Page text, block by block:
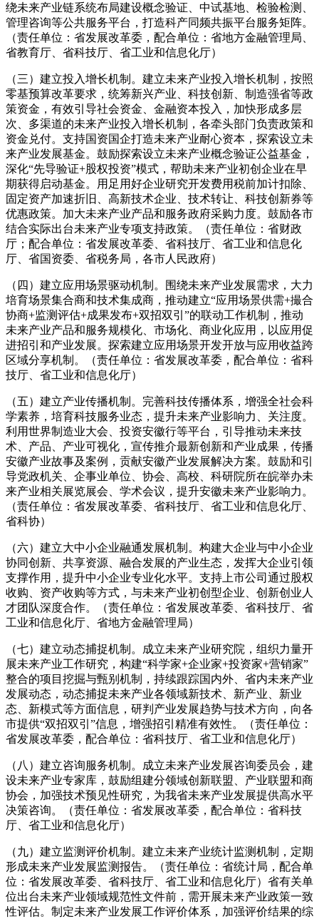
绕未来产业链系统布局建设概念验证、中试基地、检验检测、
管理咨询等公共服务平台，打造科产同频共振平台服务矩阵。
（责任单位：省发展改革委，配合单位：省地方金融管理局、
省教育厅、省科技厅、省工业和信息化厅）
（三）建立投入增长机制。建立未来产业投入增长机制，按照
零基预算改革要求，统筹新兴产业、科技创新、制造强省等政
策资金，有效引导社会资金、金融资本投入，加快形成多层
次、多渠道的未来产业投入增长机制，各牵头部门负责政策和
资金兑付。支持国资国企打造未来产业耐心资本，探索设立未
来产业发展基金。鼓励探索设立未来产业概念验证公益基金，
深化“先导验证+股权投资”模式，帮助未来产业初创企业在早
期获得启动基金。用足用好企业研究开发费用税前加计扣除、
固定资产加速折旧、高新技术企业、技术转让、科技创新券等
优惠政策。加大未来产业产品和服务政府采购力度。鼓励各市
结合实际出台未来产业专项支持政策。（责任单位：省财政
厅；配合单位：省发展改革委、省科技厅、省工业和信息化
厅、省国资委、省税务局，各市人民政府）
（四）建立应用场景驱动机制。围绕未来产业发展需求，大力
培育场景集合商和技术集成商，推动建立“应用场景供需+撮合
协商+监测评估+成果发布+双招双引”的联动工作机制，推动
未来产业产品和服务规模化、市场化、商业化应用，以应用促
进招引和产业发展。探索建立应用场景开发开放与应用收益跨
区域分享机制。（责任单位：省发展改革委，配合单位：省科
技厅、省工业和信息化厅）
（五）建立产业传播机制。完善科技传播体系，增强全社会科
学素养，培育科技服务业态，提升未来产业影响力、关注度。
利用世界制造业大会、投资安徽行等平台，引导推动未来技
术、产品、产业可视化，宣传推介最新创新和产业成果，传播
安徽产业故事及案例，贡献安徽产业发展解决方案。鼓励和引
导党政机关、企事业单位、协会、高校、科研院所在皖举办未
来产业相关展览展会、学术会议，提升安徽未来产业影响力。
（责任单位：省发展改革委、省科技厅、省工业和信息化厅、
省科协）
（六）建立大中小企业融通发展机制。构建大企业与中小企业
协同创新、共享资源、融合发展的产业生态，发挥大企业引领
支撑作用，提升中小企业专业化水平。支持上市公司通过股权
收购、资产收购等方式，与未来产业初创型企业、创新创业人
才团队深度合作。（责任单位：省发展改革委、省科技厅、省
工业和信息化厅、省地方金融管理局）
（七）建立动态捕捉机制。成立未来产业研究院，组织力量开
展未来产业工作研究，构建“科学家+企业家+投资家+营销家”
整合的项目挖掘与甄别机制，持续跟踪国内外、省内未来产业
发展动态，动态捕捉未来产业各领域新技术、新产业、新业
态、新模式等方面信息，研判产业发展趋势与技术方向，向各
市提供“双招双引”信息，增强招引精准有效性。（责任单位：
省发展改革委，配合单位：省科技厅、省工业和信息化厅）
（八）建立咨询服务机制。成立未来产业发展咨询委员会，建
设未来产业专家库，鼓励组建分领域创新联盟、产业联盟和商
协会，加强技术预见性研究，为我省未来产业发展提供高水平
决策咨询。（责任单位：省发展改革委，配合单位：省科技
厅、省工业和信息化厅）
（九）建立监测评价机制。建立未来产业统计监测机制，定期
形成未来产业发展监测报告。（责任单位：省统计局，配合单
位：省发展改革委、省科技厅、省工业和信息化厅）省有关单
位出台未来产业领域规范性文件前，需开展未来产业政策一致
性评估。制定未来产业发展工作评价体系，加强评价结果的综